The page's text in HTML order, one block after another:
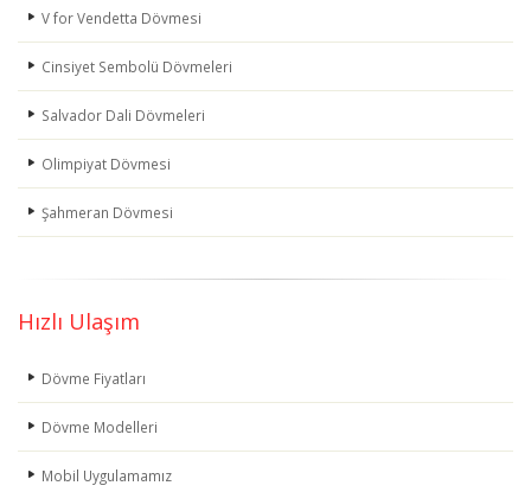
V for Vendetta Dövmesi
Cinsiyet Sembolü Dövmeleri
Salvador Dali Dövmeleri
Olimpiyat Dövmesi
Şahmeran Dövmesi
Hızlı Ulaşım
Dövme Fiyatları
Dövme Modelleri
Mobil Uygulamamız